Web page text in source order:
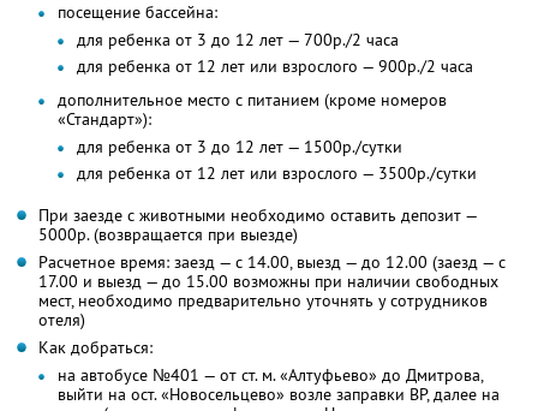
посещение бассейна:
для ребенка от 3 до 12 лет — 700р./2 часа
для ребенка от 12 лет или взрослого — 900р./2 часа
дополнительное место с питанием (кроме номеров
«Стандарт»):
для ребенка от 3 до 12 лет — 1500р./сутки
для ребенка от 12 лет или взрослого — 3500р./сутки
При заезде с животными необходимо оставить депозит —
5000р. (возвращается при выезде)
Расчетное время: заезд — с 14.00, выезд — до 12.00 (заезд — с
17.00 и выезд — до 15.00 возможны при наличии свободных
мест, необходимо предварительно уточнять у сотрудников
отеля)
Как добраться:
на автобусе №401 — от ст. м. «Алтуфьево» до Дмитрова,
выйти на ост. «Новосельцево» возле заправки BP, далее на